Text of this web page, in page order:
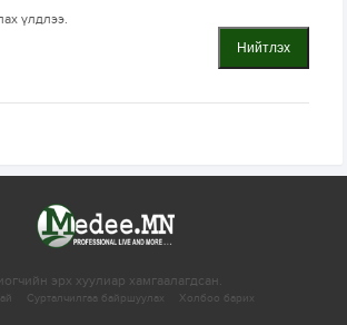
үлдлээ.
Нийтлэх
эрх хуулиар хамгаалагдсан.
Сурталчилгаа байршуулах Холбоо барих